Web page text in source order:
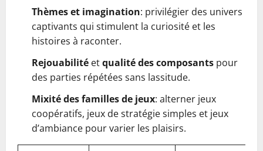
Thèmes et imagination: privilégier des univers
captivants qui stimulent la curiosité et les
histoires à raconter.
Rejouabilité etqualité des composants pour
des parties répétées sans lassitude.
Mixité des familles de jeux: alterner jeux
coopératifs, jeux de stratégie simples et jeux
d’ambiance pour varier les plaisirs.